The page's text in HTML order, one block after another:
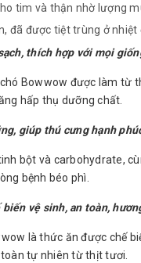
tim và thận nhờ lượng
đã được tiệt trùng ở nhiệt
thích hợp với mọi
Bowwow được làm từ
hấp thụ dưỡng chất.
giúp thú cưng hạnh
tinh bột và carbohydrate,
bệnh béo phì.
biến vệ sinh, an toàn,
là thức ăn được chế
tự nhiên từ thịt tươi.